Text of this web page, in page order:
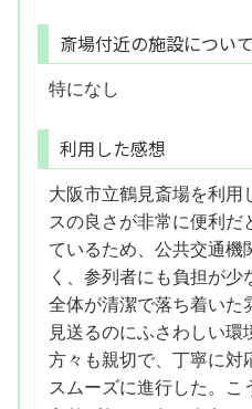
斎場付近の施設について
特になし
利用した感想
大阪市立鶴見斎場を利用
スの良さが非常に便利だ
ているため、公共交通機
く、参列者にも負担が
全体が清潔で落ち着いた
見送るのにふさわしい
方々も親切で、丁寧に対
スムーズに進行した。こ